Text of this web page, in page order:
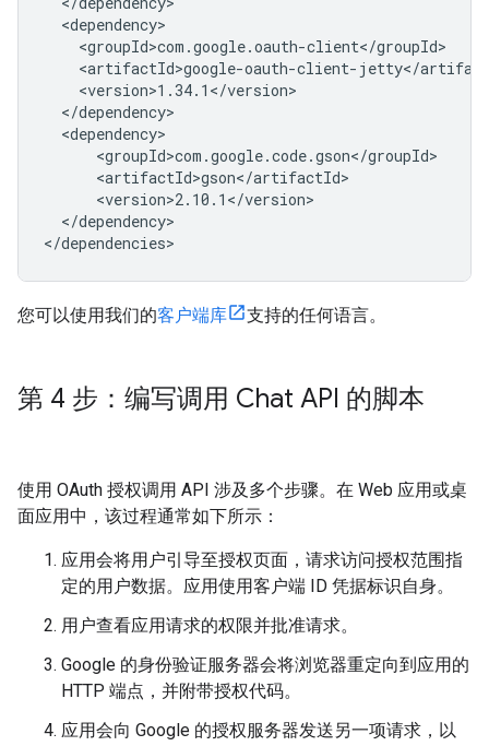
</dependency>
您可以使用我们的客户端库 支持的任何语言。
第 4 步：编写调用 Chat API 的脚本
使用 OAuth 授权调用 API 涉及多个步骤。在 Web 应用或桌
面应用中，该过程通常如下所示：
应用会将用户引导至授权页面，请求访问授权范围指
定的用户数据。应用使用客户端 ID 凭据标识自身。
用户查看应用请求的权限并批准请求。
Google 的身份验证服务器会将浏览器重定向到应用的
HTTP 端点，并附带授权代码。
应用会向 Google 的授权服务器发送另一项请求，以